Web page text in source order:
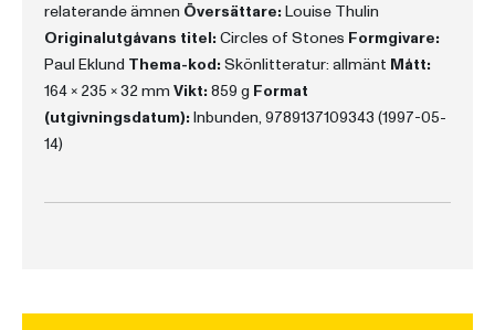
relaterande ämnen Översättare: Louise Thulin
Originalutgåvans titel: Circles of Stones Formgivare:
Paul Eklund Thema-kod: Skönlitteratur: allmänt Mått:
164 x 235 x 32 mm Vikt: 859 g Format
(utgivningsdatum): Inbunden, 9789137109343 (1997-05-
14)